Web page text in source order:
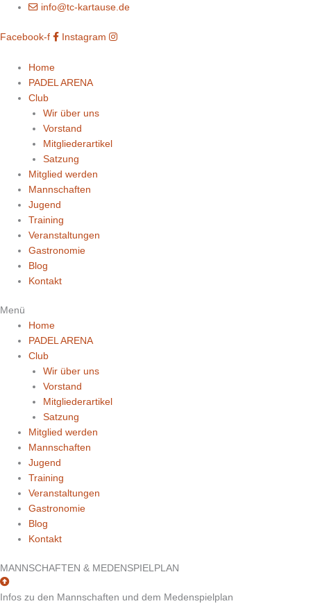
Zum
springen
info@tc-kartause.de
Facebook-f Instagram
Home
PADEL ARENA
Club
Wir über uns
Vorstand
Mitgliederartikel
Satzung
Mitglied werden
Mannschaften
Jugend
Training
Veranstaltungen
Gastronomie
Blog
Kontakt
Menü
Home
PADEL ARENA
Club
Wir über uns
Vorstand
Mitgliederartikel
Satzung
Mitglied werden
Mannschaften
Jugend
Training
Veranstaltungen
Gastronomie
Blog
Kontakt
MANNSCHAFTEN & MEDENSPIELPLAN
Infos zu den Mannschaften und dem Medenspielplan